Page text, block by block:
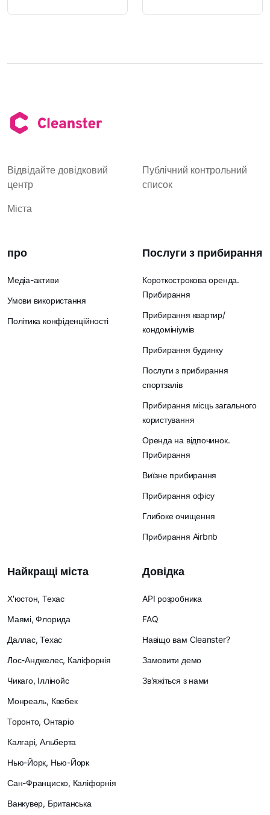
Відвідайте довідковий
центр
Публічний контрольний
список
Міста
про
Медіа-активи
Умови використання
Політика конфіденційності
Послуги з прибирання
Короткострокова оренда.
Прибирання
Прибирання квартир/
кондомініумів
Прибирання будинку
Послуги з прибирання
спортзалів
Прибирання місць загального
користування
Оренда на відпочинок.
Прибирання
Виїзне прибирання
Прибирання офісу
Глибоке очищення
Прибирання Airbnb
Найкращі міста
Х'юстон, Техас
Маямі, Флорида
Даллас, Техас
Лос-Анджелес, Каліфорнія
Чикаго, Іллінойс
Монреаль, Квебек
Торонто, Онтаріо
Калгарі, Альберта
Нью-Йорк, Нью-Йорк
Сан-Франциско, Каліфорнія
Ванкувер, Британська
Довідка
API розробника
FAQ
Навіщо вам Cleanster?
Замовити демо
Зв'яжіться з нами